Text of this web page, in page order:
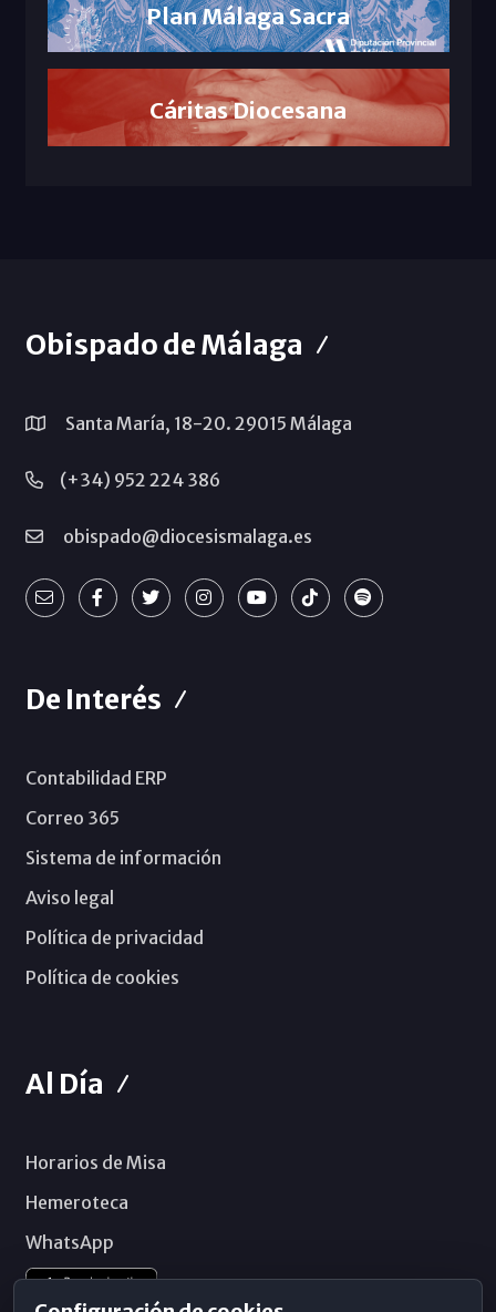
Plan Málaga Sacra
Cáritas Diocesana
Obispado de Málaga
Santa María, 18-20. 29015 Málaga
(+34) 952 224 386
obispado@diocesismalaga.es
De Interés
Contabilidad ERP
Correo 365
Sistema de información
Aviso legal
Política de privacidad
Política de cookies
Al Día
Horarios de Misa
Hemeroteca
WhatsApp